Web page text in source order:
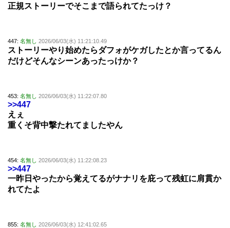
正規ストーリーでそこまで語られてたっけ？
447: 名無し 2026/06/03(水) 11:21:10.49
ストーリーやり始めたらダフォがケガしたとか言ってるん
だけどそんなシーンあったっけか？
453: 名無し 2026/06/03(水) 11:22:07.80
>>447
えぇ
重くそ背中撃たれてましたやん
454: 名無し 2026/06/03(水) 11:22:08.23
>>447
一昨日やったから覚えてるがナナリを庇って残虹に肩貫か
れてたよ
855: 名無し 2026/06/03(水) 12:41:02.65